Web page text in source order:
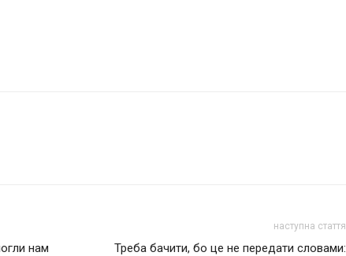
нам
наступна стаття
Треба бачити, бо це не передати словами: